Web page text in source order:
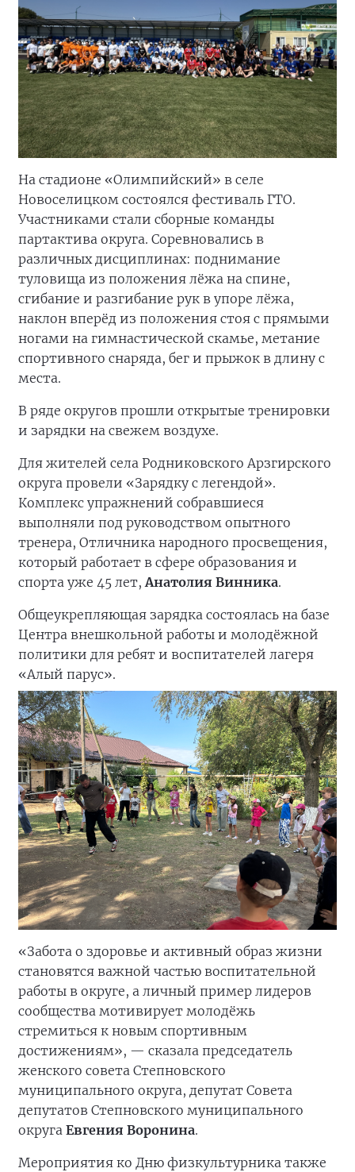
На стадионе «Олимпийский» в селе
Новоселицком состоялся фестиваль ГТО.
Участниками стали сборные команды
партактива округа. Соревновались в
различных дисциплинах: поднимание
туловища из положения лёжа на спине,
сгибание и разгибание рук в упоре лёжа,
наклон вперёд из положения стоя с прямыми
ногами на гимнастической скамье, метание
спортивного снаряда, бег и прыжок в длину с
места.
В ряде округов прошли открытые тренировки
и зарядки на свежем воздухе.
Для жителей села Родниковского Арзгирского
округа провели «Зарядку с легендой».
Комплекс упражнений собравшиеся
выполняли под руководством опытного
тренера, Отличника народного просвещения,
который работает в сфере образования и
спорта уже 45 лет, Анатолия Винника.
Общеукрепляющая зарядка состоялась на базе
Центра внешкольной работы и молодёжной
политики для ребят и воспитателей лагеря
«Алый парус».
«Забота о здоровье и активный образ жизни
становятся важной частью воспитательной
работы в округе, а личный пример лидеров
сообщества мотивирует молодёжь
стремиться к новым спортивным
достижениям», — сказала председатель
женского совета Степновского
муниципального округа, депутат Совета
депутатов Степновского муниципального
округа Евгения Воронина.
Мероприятия ко Дню физкультурника также